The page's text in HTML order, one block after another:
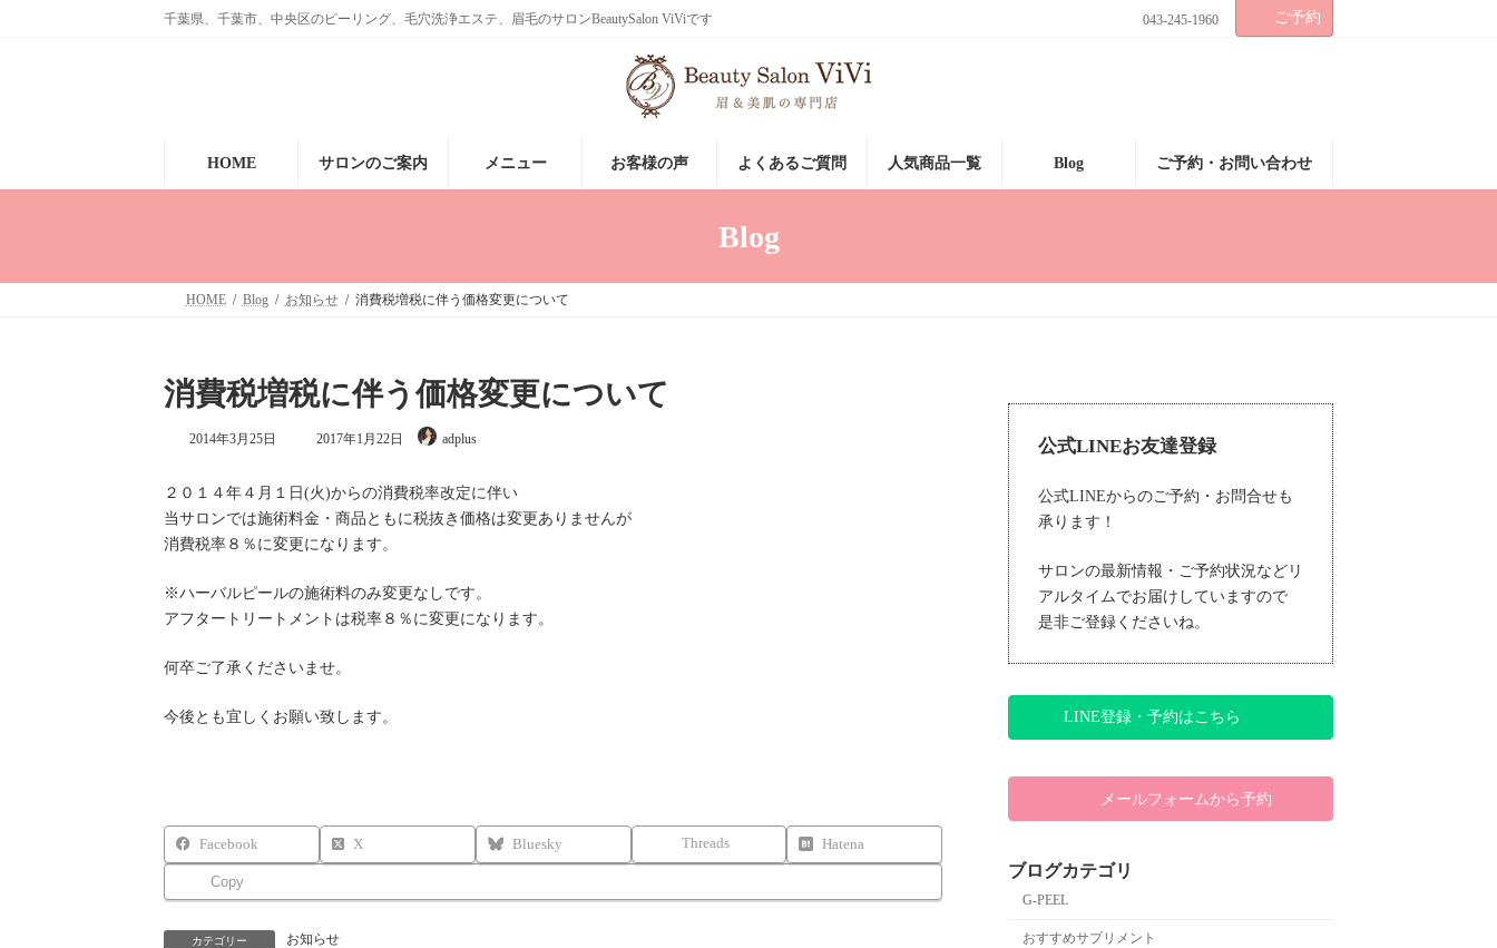
プ
動
千葉県、千葉市、中央区のピーリング、毛穴洗浄エステ、眉毛のサロンBeautySalon ViViです 043-245-1960 ご予約
HOME サロンのご案内 メニュー お客様の声 よくあるご質問 人気商品一覧 Blog ご予約・お問い合わせ
Blog
HOME Blog お知らせ 消費税増税に伴う価格変更について
消費税増税に伴う価格変更について
2014年3月25日
最
新
時
:
2017年1月22日 adplus
２０１４年４月１日(火)からの消費税率改定に伴い
当サロンでは施術料金・商品ともに税抜き価格は変更ありませんが
消費税率８％に変更になります。
※ハーバルピールの施術料のみ変更なしです。
アフタートリートメントは税率８％に変更になります。
何卒ご了承くださいませ。
今後とも宜しくお願い致します。
Facebook X Bluesky Threads Hatena
Copy
カテゴリー お知らせ
公式LINEお友達登録
公式LINEからのご予約・お問合せも
承ります！
サロンの最新情報・ご予約状況などリ
アルタイムでお届けしていますので
是非ご登録くださいね。
LINE登録・予約はこちら
メールフォームから予約
ブログカテゴリ
G-PEEL
おすすめサプリメント